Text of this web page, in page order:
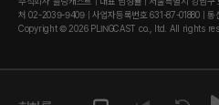
처 02-2039-9409 | 사업자등록번호 631-87-01880 | 통
Copyright © 2026 PLINGCAST co., ltd. All rights